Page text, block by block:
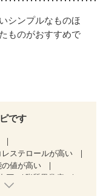
シンプルなものほ
ものがおすすめで
です
レステロールが高い
の値が高い
圧
脂質異常症